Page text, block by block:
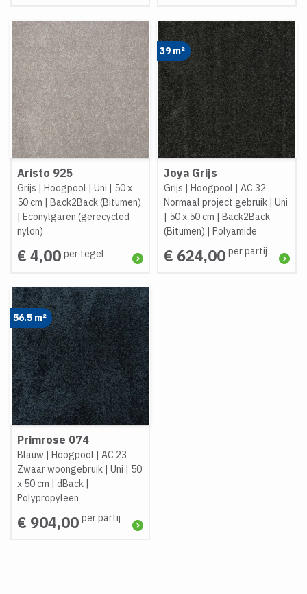
Aristo 925
Grijs | Hoogpool | Uni | 50 x
50 cm | Back2Back (Bitumen)
| Econylgaren (gerecycled
nylon)
€ 4,00 per tegel
39 m²
Joya Grijs
Grijs | Hoogpool | AC 32
Normaal project gebruik | Uni
| 50 x 50 cm | Back2Back
(Bitumen) | Polyamide
€ 624,00 per partij
56.5 m²
Primrose 074
Blauw | Hoogpool | AC 23
Zwaar woongebruik | Uni | 50
x 50 cm | dBack |
Polypropyleen
€ 904,00 per partij